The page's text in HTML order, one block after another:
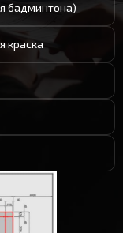
бадминтона)
краска